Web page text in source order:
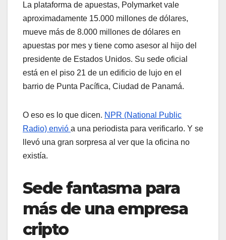
La plataforma de apuestas, Polymarket vale
aproximadamente 15.000 millones de dólares,
mueve más de 8.000 millones de dólares en
apuestas por mes y tiene como asesor al hijo del
presidente de Estados Unidos. Su sede oficial
está en el piso 21 de un edificio de lujo en el
barrio de Punta Pacífica, Ciudad de Panamá.
O eso es lo que dicen. NPR (National Public
Radio) envió a una periodista para verificarlo. Y se
llevó una gran sorpresa al ver que la oficina no
existía.
Sede fantasma para
más de una empresa
cripto